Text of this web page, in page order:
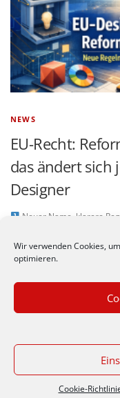
Wir verwenden Cookies,
optimieren.
Cookie-
NEWS
EU-Recht:
das ändert
Designer
Neuer Name, klarere
ersetzt.Das sorgt für mehr
mittelständische
© Werbeagentur
Zeppelinstr. 30/1,